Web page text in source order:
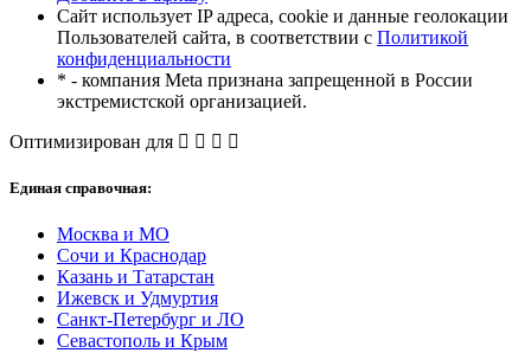
Сайт использует IP адреса, cookie и данные геолокации
Пользователей сайта, в соответствии с Политикой
конфиденциальности
* - компания Meta признана запрещенной в России
экстремистской организацией.
Оптимизирован для
Единая справочная:
Москва и МО
Сочи и Краснодар
Казань и Татарстан
Ижевск и Удмуртия
Санкт-Петербург и ЛО
Севастополь и Крым